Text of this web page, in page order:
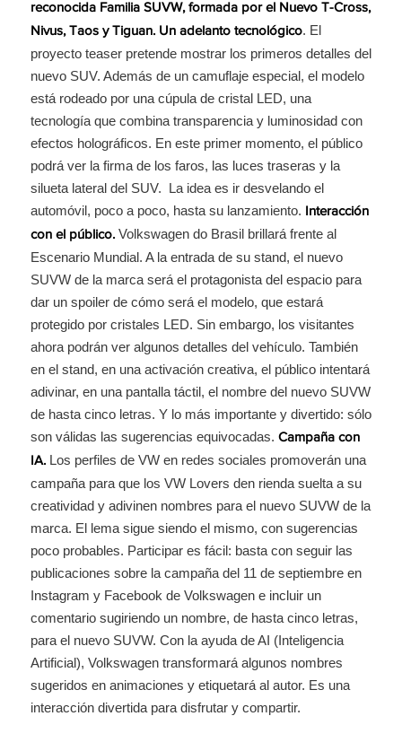
reconocida Familia SUVW, formada por el Nuevo T-Cross,
Nivus, Taos y Tiguan. Un adelanto tecnológico. El
proyecto teaser pretende mostrar los primeros detalles del
nuevo SUV. Además de un camuflaje especial, el modelo
está rodeado por una cúpula de cristal LED, una
tecnología que combina transparencia y luminosidad con
efectos holográficos. En este primer momento, el público
podrá ver la firma de los faros, las luces traseras y la
silueta lateral del SUV. La idea es ir desvelando el
automóvil, poco a poco, hasta su lanzamiento.
Interacción
con el público.Volkswagen do Brasil brillará frente al
Escenario Mundial. A la entrada de su stand, el nuevo
SUVW de la marca será el protagonista del espacio para
dar un spoiler de cómo será el modelo, que estará
protegido por cristales LED. Sin embargo, los visitantes
ahora podrán ver algunos detalles del vehículo. También
en el stand, en una activación creativa, el público intentará
adivinar, en una pantalla táctil, el nombre del nuevo SUVW
de hasta cinco letras. Y lo más importante y divertido: sólo
son válidas las sugerencias equivocadas. Campaña con
IA.Los perfiles de VW en redes sociales promoverán una
campaña para que los VW Lovers den rienda suelta a su
creatividad y adivinen nombres para el nuevo SUVW de la
marca. El lema sigue siendo el mismo, con sugerencias
poco probables. Participar es fácil: basta con seguir las
publicaciones sobre la campaña del 11 de septiembre en
Instagram y Facebook de Volkswagen e incluir un
comentario sugiriendo un nombre, de hasta cinco letras,
para el nuevo SUVW. Con la ayuda de AI (Inteligencia
Artificial), Volkswagen transformará algunos nombres
sugeridos en animaciones y etiquetará al autor. Es una
interacción divertida para disfrutar y compartir.